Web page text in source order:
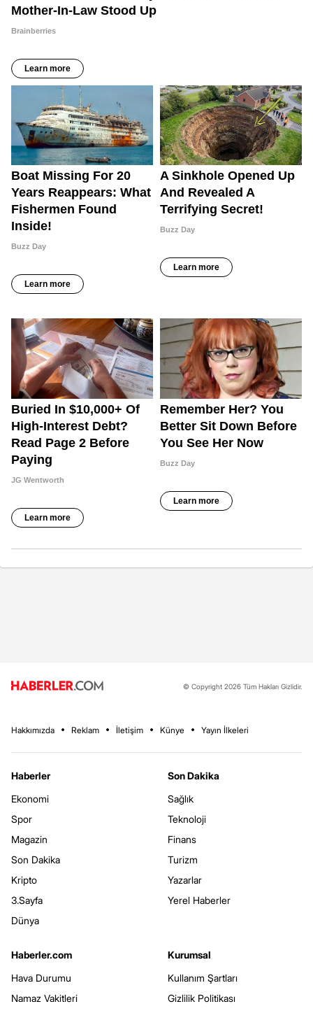
© Copyright 2026 Tüm Hakları Gizlidir.
Hakkımızda Reklam İletişim Künye Yayın İlkeleri
Haberler
Ekonomi
Spor
Magazin
Son Dakika
Kripto
3.Sayfa
Dünya
Son Dakika
Sağlık
Teknoloji
Finans
Turizm
Yazarlar
Yerel Haberler
Haberler.com
Hava Durumu
Namaz Vakitleri
Kurumsal
Kullanım Şartları
Gizlilik Politikası